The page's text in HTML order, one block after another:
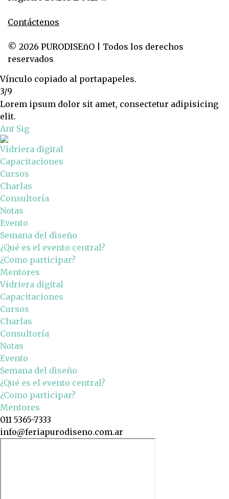
Contáctenos
© 2026 PURODISEñO | Todos los derechos
reservados
Vínculo copiado al portapapeles.
3/9
Lorem ipsum dolor sit amet, consectetur adipisicing
elit.
Ant Sig
Vidriera digital
Capacitaciones
Cursos
Charlas
Consultoría
Notas
Evento
Semana del diseño
¿Qué es el evento central?
¿Como participar?
Mentores
Vidriera digital
Capacitaciones
Cursos
Charlas
Consultoría
Notas
Evento
Semana del diseño
¿Qué es el evento central?
¿Como participar?
Mentores
011 5365-7333
info@feriapurodiseno.com.ar